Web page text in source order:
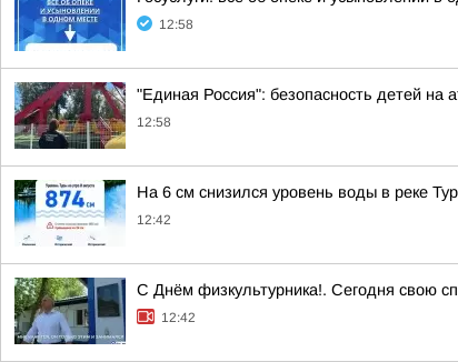
12:58
"Единая Россия": безопасность детей на
12:58
На 6 см снизился уровень воды в реке
12:42
С Днём физкультурника!. Сегодня свою
12:42